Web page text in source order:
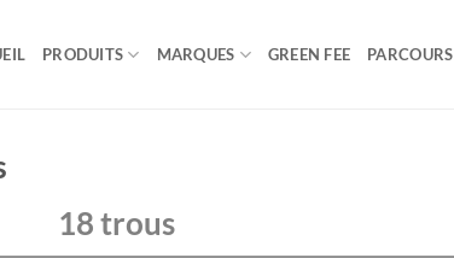
PRODUITS MARQUES GREEN FEE PARCOURS
18 trous